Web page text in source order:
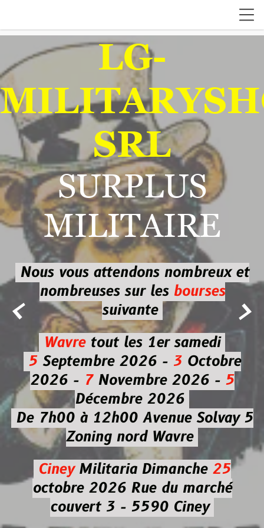
 
LG-
SRL
SURPLUS
MILITAIRE
Nous vous attendons nombreux et
nombreuses sur les bourses
suivante
Wavretout les 1er samedi
5Septembre 2026 - 3Octobre
2026 -7Novembre 2026 - 5
Décembre 2026
De 7h00 à 12h00 Avenue Solvay 5
Zoning nord Wavre
CineyMilitaria Dimanche 25
octobre 2026Rue du marché
couvert 3 - 5590 Ciney